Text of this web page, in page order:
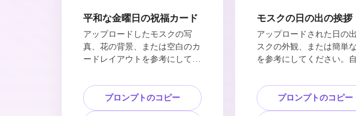
平和な金曜日の祝福カード
アップロードしたモスクの写
真、花の背景、または空白のカ
ードレイアウトを参考にしてく
明、および画質を維持してくだ
さい。平和なモスクのシルエッ
ト、暖かい日の出の輝き、三日
プロンプトのコピー
モスクの日の出の挨拶
アップロードされた日の
スクの外観、または簡単
を参考にしてください。自
そしてきれいな視覚的なバ
スを保ちます。モスクの
の後ろにある柔らかい金
プロンプトのコピー